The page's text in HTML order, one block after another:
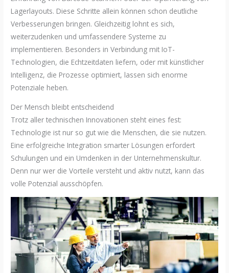
Lagerlayouts. Diese Schritte allein können schon deutliche
Verbesserungen bringen. Gleichzeitig lohnt es sich,
weiterzudenken und umfassendere Systeme zu
implementieren. Besonders in Verbindung mit IoT-
Technologien, die Echtzeitdaten liefern, oder mit künstlicher
Intelligenz, die Prozesse optimiert, lassen sich enorme
Potenziale heben.
Der Mensch bleibt entscheidend
Trotz aller technischen Innovationen steht eines fest:
Technologie ist nur so gut wie die Menschen, die sie nutzen.
Eine erfolgreiche Integration smarter Lösungen erfordert
Schulungen und ein Umdenken in der Unternehmenskultur.
Denn nur wer die Vorteile versteht und aktiv nutzt, kann das
volle Potenzial ausschöpfen.